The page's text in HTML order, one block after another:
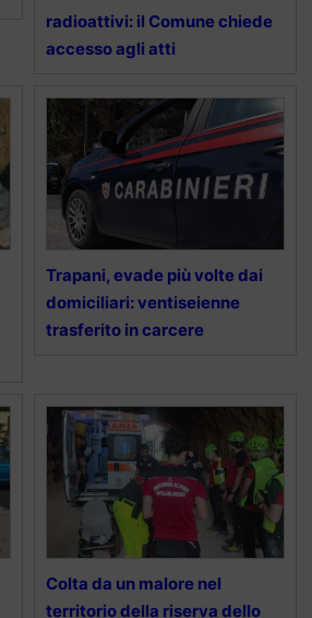
radioattivi: il Comune chiede
accesso agli atti
Trapani, evade più volte dai
domiciliari: ventiseienne
trasferito in carcere
Colta da un malore nel
territorio della riserva dello